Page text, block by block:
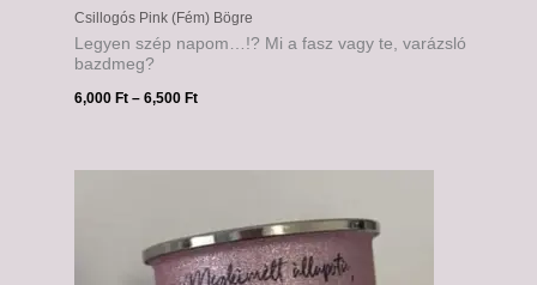
Csillogós Pink (Fém) Bögre
Legyen szép napom…!? Mi a fasz vagy te, varázsló
bazdmeg?
6,000 Ft – 6,500 Ft